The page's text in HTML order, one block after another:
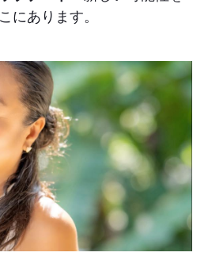
にあります。